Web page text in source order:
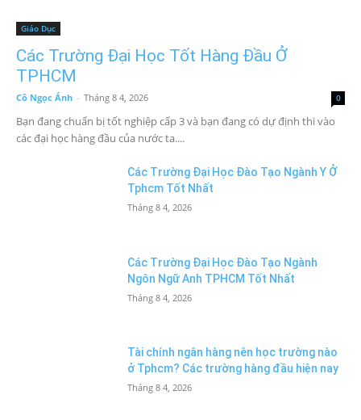
Giáo Dục
Các Trường Đại Học Tốt Hàng Đầu Ở
TPHCM
Cô Ngọc Ánh - Tháng 8 4, 2026 0
Bạn đang chuẩn bị tốt nghiệp cấp 3 và bạn đang có dự định thi vào
các đại học hàng đầu của nước ta....
Các Trường Đại Học Đào Tạo Ngành Y Ở
Tphcm Tốt Nhất
Tháng 8 4, 2026
Các Trường Đại Học Đào Tạo Ngành
Ngôn Ngữ Anh TPHCM Tốt Nhất
Tháng 8 4, 2026
Tài chính ngân hàng nên học trường nào
ở Tphcm? Các trường hàng đầu hiện nay
Tháng 8 4, 2026